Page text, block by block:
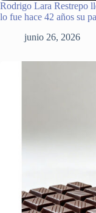
Rodrigo Lara Restrepo
lo fue hace 42 años su
junio 26, 2026